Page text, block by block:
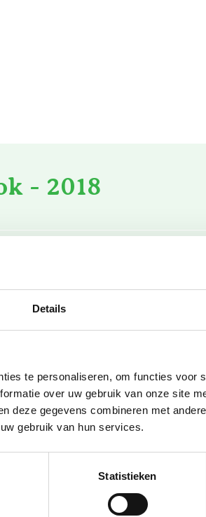
Details
te personaliseren, om functies voor
over uw gebruik van onze site
deze gegevens combineren met
gebruik van hun services.
Statistieken
- 2018
38.878 m3
0 teruggeleverde kWh
984.106 kWh
984.106 kWh
0 GJ
362.708 km
personenkm